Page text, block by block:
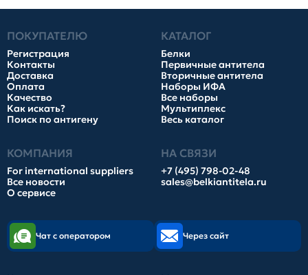
ПОКУПАТЕЛЮ
Регистрация
Контакты
Доставка
Оплата
Качество
Как искать?
Поиск по антигену
КАТАЛОГ
Белки
Первичные антитела
Вторичные антитела
Наборы ИФА
Все наборы
Мультиплекс
Весь каталог
КОМПАНИЯ
For international suppliers
Все новости
О сервисе
НА СВЯЗИ
+7 (495) 798-02-48
sales@belkiantitela.ru
Чат с оператором Через сайт